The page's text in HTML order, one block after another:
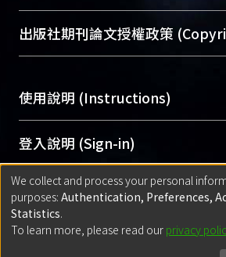
To permanently archive and
profiles and scholarly works,
services of “NTU Repository”
開放取用是從使用者角度提升資
動，應用在學術研究上是透過將
用逐年攀升。同時可加速研究發
Archive）平台。 （點選深入了解
出版社期刊論文授權政策
含部分內容的版權非匯入者所
助與合作完成，請確認該版權
意提供此授權。
Please represent that the
original work, and that you
grant the rights to upload.
若欲上傳已出版的全文電子檔
網站查詢，以確
使用說明 (Instructions)
網站簡介(Quickstart Guide)
使用手冊(Instruction Manual)
線上預約服務(Booking
登入說明 (Sign-in)
方案一：臺灣大學計算機中心
(With C&INC Email Account)
方案二：ORCID帳號登入(With
匯入著作 (Submission)
方案一：定期更新ORCID者，
We collect and process your personal
purposes: Authentication, Preferences,
Statistics.
To learn more, please read our privacy